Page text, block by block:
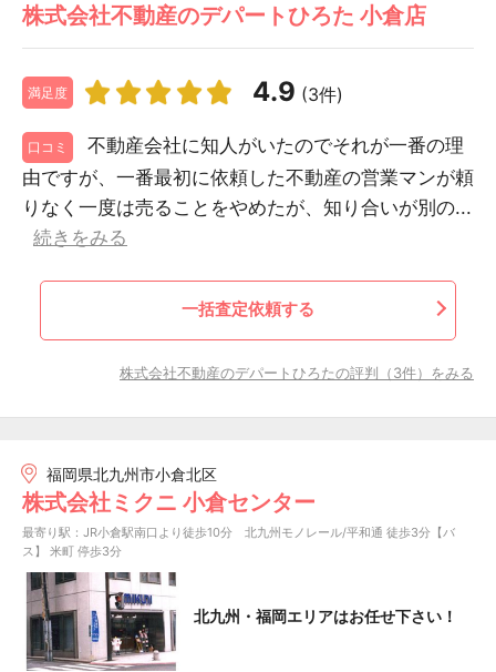
株式会社不動産のデパートひろた 小倉店
満足度 4.9 (3件)
口コミ
不動産会社に知人がいたのでそれが一番の理
由ですが、一番最初に依頼した不動産の営業マンが頼
りなく一度は売ることをやめたが、知り合いが別の...
続きをみる
一括査定依頼する
株式会社不動産のデパートひろたの評判（3件）をみる
福岡県北九州市小倉北区
株式会社ミクニ 小倉センター
最寄り駅：JR小倉駅南口より徒歩10分 北九州モノレール/平和通 徒歩3分【バ
ス】 米町 停歩3分
北九州・福岡エリアはお任せ下さい！